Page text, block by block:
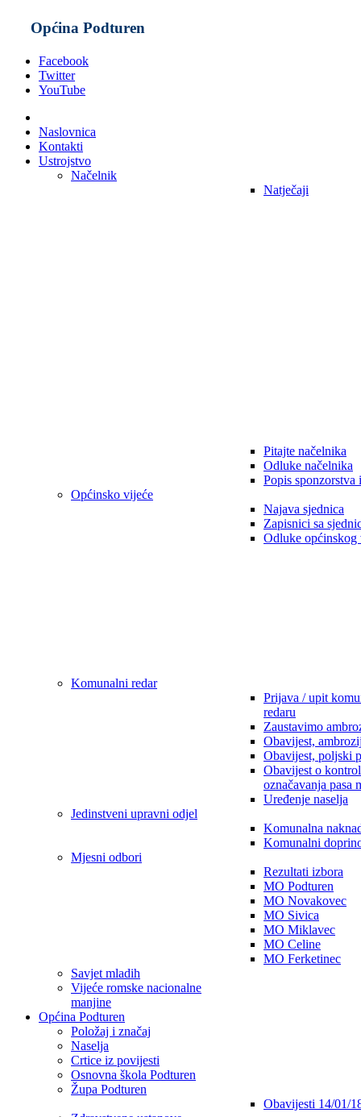
Općina Podturen
Facebook
Twitter
YouTube
Naslovnica
Kontakti
Ustrojstvo
Načelnik
Natječaji
Pitajte načelnika
Odluke načelnika
Popis sponzorstva
Općinsko vijeće
Najava sjednica
Zapisnici sa
Odluke općinskog
Komunalni redar
Prijava / upit
redaru
Zaustavimo
Obavijest,
Obavijest, poljski
Obavijest o
označavanja pasa
Uređenje naselja
Jedinstveni upravni odjel
Komunalna
Komunalni
Mjesni odbori
Rezultati izbora
MO Podturen
MO Novakovec
MO Sivica
MO Miklavec
MO Celine
MO Ferketinec
Savjet mladih
Vijeće romske nacionalne
manjine
Općina Podturen
Položaj i značaj
Naselja
Crtice iz povijesti
Osnovna škola Podturen
Župa Podturen
Obavijesti 14/01/